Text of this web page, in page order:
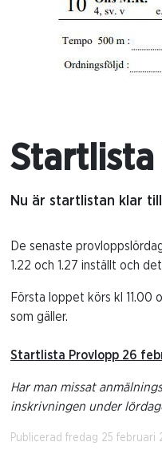
Nu är startlistan klar
De senaste
1.22 och 1.27 inställt och
Första loppet körs kl 11.00
som gäller.
Startlista Provlopp 26
Har man missat
inskrivningen under
Publicerad fredag 25 februari